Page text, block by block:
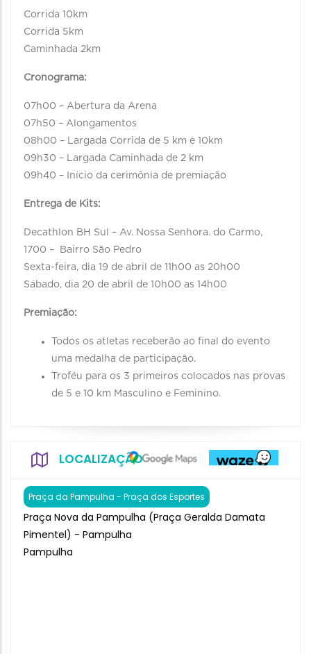
Corrida 10km
Corrida 5km
Caminhada 2km
Cronograma:
07h00 – Abertura da Arena
07h50 – Alongamentos
08h00 – Largada Corrida de 5 km e 10km
09h30 – Largada Caminhada de 2 km
09h40 – Início da cerimônia de premiação
Entrega de Kits:
Decathlon BH Sul – Av. Nossa Senhora. do Carmo,
1700 – Bairro São Pedro
Sexta-feira, dia 19 de abril de 11h00 as 20h00
Sábado, dia 20 de abril de 10h00 as 14h00
Premiação:
Todos os atletas receberão ao final do evento
uma medalha de participação.
Troféu para os 3 primeiros colocados nas provas
de 5 e 10 km Masculino e Feminino.
LOCALIZAÇÃO
Praça da Pampulha - Praça dos Esportes
Praça Nova da Pampulha (Praça Geralda Damata
Pimentel) - Pampulha
Pampulha